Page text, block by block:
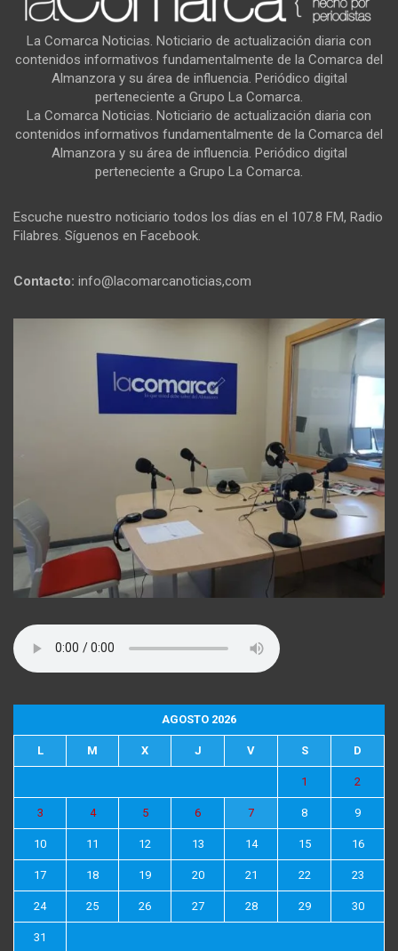
La Comarca Noticias. Noticiario de actualización diaria con
contenidos informativos fundamentalmente de la Comarca del
Almanzora y su área de influencia. Periódico digital
perteneciente a Grupo La Comarca.
La Comarca Noticias. Noticiario de actualización diaria con
contenidos informativos fundamentalmente de la Comarca del
Almanzora y su área de influencia. Periódico digital
perteneciente a Grupo La Comarca.
Escuche nuestro noticiario todos los días en el 107.8 FM, Radio
Filabres. Síguenos en Facebook.
Contacto: info@lacomarcanoticias,com
AGOSTO 2026
L M X J V S D
1 2
3 4 5 6 7 8 9
10 11 12 13 14 15 16
17 18 19 20 21 22 23
24 25 26 27 28 29 30
31